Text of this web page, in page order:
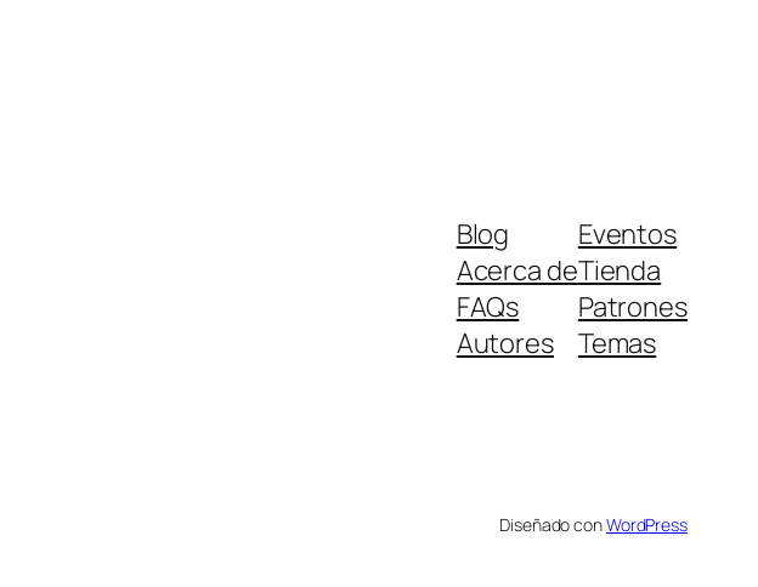
Blog
Acerca de
FAQs
Autores
Eventos
Tienda
Patrones
Temas
Diseñado conWordPress